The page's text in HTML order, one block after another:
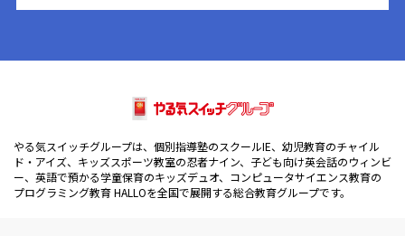
やる気スイッチグループは、個別指導塾のスクールIE、幼児教育のチャイル
ド・アイズ、キッズスポーツ教室の忍者ナイン、子ども向け英会話のウィンビ
ー、英語で預かる学童保育のキッズデュオ、コンピュータサイエンス教育の
プログラミング教育 HALLOを全国で展開する総合教育グループです。